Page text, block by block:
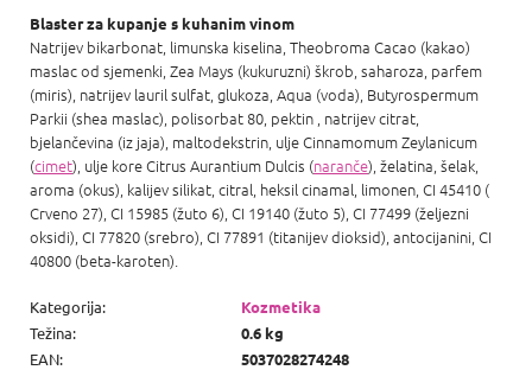
Blaster za kupanje s kuhanim vinom
Natrijev bikarbonat, limunska kiselina, Theobroma Cacao (kakao)
maslac od sjemenki, Zea Mays (kukuruzni) škrob, saharoza, parfem
(miris), natrijev lauril sulfat, glukoza, Aqua (voda), Butyrospermum
Parkii (shea maslac), polisorbat 80, pektin , natrijev citrat,
bjelančevina (iz jaja), maltodekstrin, ulje Cinnamomum Zeylanicum
(cimet), ulje kore Citrus Aurantium Dulcis (naranče), želatina, šelak,
aroma (okus), kalijev silikat, citral, heksil cinamal, limonen, CI 45410 (
Crveno 27), CI 15985 (žuto 6), CI 19140 (žuto 5), CI 77499 (željezni
oksidi), CI 77820 (srebro), CI 77891 (titanijev dioksid), antocijanini, CI
40800 (beta-karoten).
Kategorija:
Kozmetika
Težina:
0.6 kg
EAN:
5037028274248